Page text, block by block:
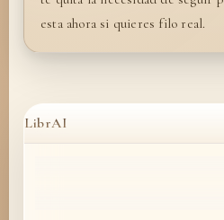
esta ahora si quieres filo real.
LibrAI